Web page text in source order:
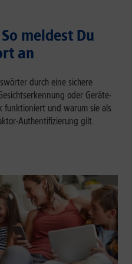
meldest Du
an
durch eine sichere
oder Geräte-
funktioniert und warum sie als
Authentifizierung gilt.